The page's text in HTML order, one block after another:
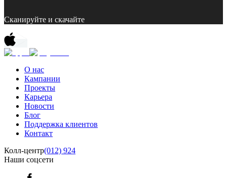
Сканируйте и скачайте
О нас
Кампании
Проекты
Карьера
Новости
Блог
Поддержка клиентов
Контакт
Колл-центр(012) 924
Наши соцсети